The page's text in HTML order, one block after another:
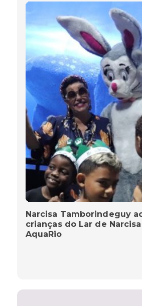
Narcisa Tamborindeguy
crianças do Lar de
AquaRio